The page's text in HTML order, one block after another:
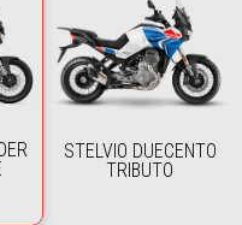
STELVIO DUECENTO
TRIBUTO